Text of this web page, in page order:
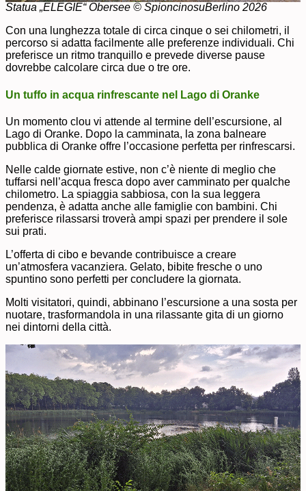
Statua „ELEGIE“ Obersee © SpioncinosuBerlino 2026
Con una lunghezza totale di circa cinque o sei chilometri, il
percorso si adatta facilmente alle preferenze individuali. Chi
preferisce un ritmo tranquillo e prevede diverse pause
dovrebbe calcolare circa due o tre ore.
Un tuffo in acqua rinfrescante nel Lago di Oranke
Un momento clou vi attende al termine dell’escursione, al
Lago di Oranke. Dopo la camminata, la zona balneare
pubblica di Oranke offre l’occasione perfetta per rinfrescarsi.
Nelle calde giornate estive, non c’è niente di meglio che
tuffarsi nell’acqua fresca dopo aver camminato per qualche
chilometro. La spiaggia sabbiosa, con la sua leggera
pendenza, è adatta anche alle famiglie con bambini. Chi
preferisce rilassarsi troverà ampi spazi per prendere il sole
sui prati.
L’offerta di cibo e bevande contribuisce a creare
un’atmosfera vacanziera. Gelato, bibite fresche o uno
spuntino sono perfetti per concludere la giornata.
Molti visitatori, quindi, abbinano l’escursione a una sosta per
nuotare, trasformandola in una rilassante gita di un giorno
nei dintorni della città.